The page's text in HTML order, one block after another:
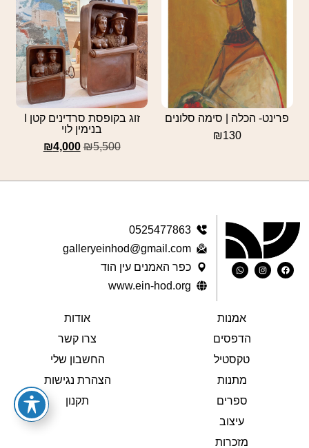
פרינט- הכלה | סימה סלונים
₪130
בנימין לוי
₪5,500
₪4,000
0525477863
galleryeinhod@gmail.com
כפר האמנים עין הוד
www.ein-hod.org
אמנות
הדפסים
טקסטיל
מתנות
ספרים
עיצוב
מזכרות
אודות
צרו קשר
החשבון שלי
הצהרת נגישות
תקנון